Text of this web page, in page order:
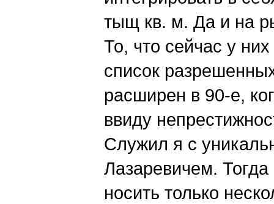
тыщ кв. м. Да и на
То, что сейчас у
список
расширен в 90-е,
ввиду
Служил я с
Лазаревичем.
носить только